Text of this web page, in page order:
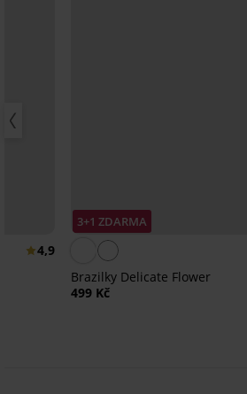
4,9
3+1 ZDARMA
Brazilky Delicate Flower
499 Kč